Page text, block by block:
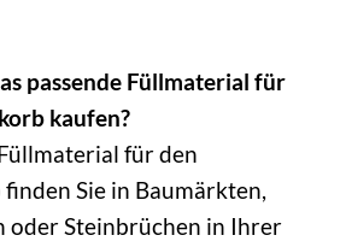
passende Füllmaterial für
kaufen?
für den
Sie in Baumärkten,
oder Steinbrüchen in Ihrer